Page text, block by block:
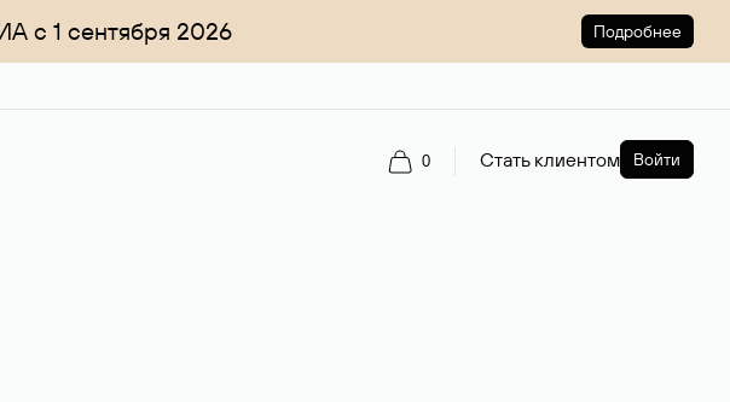
с 1 сентября 2026 Подробнее
0 Стать клиентом Войти